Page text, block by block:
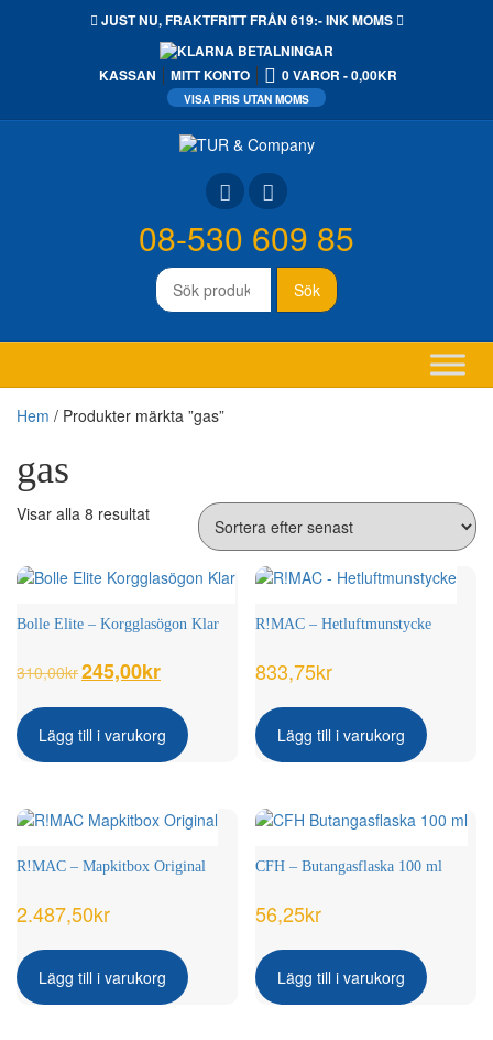
JUST NU,FRAKTFRITTFRÅN 619:- INK MOMS
KASSAN MITT KONTO 0 VAROR 0,00KR
Sök
efter:
Sök
08-530 609 85
Hem / Produkter märkta ”gas”
gas
Visar alla 8 resultatSortera
Bolle Elite – Korgglasögon Klar
310,00krDet
ursprungliga
priset
310,00kr.
245,00krDet
nuvarande
priset
245,00kr.
Lägg till i varukorg
R!MAC – Hetluftmunstycke
833,75kr
Lägg till i varukorg
R!MAC – Mapkitbox Original
2.487,50kr
Lägg till i varukorg
CFH – Butangasflaska 100 ml
56,25kr
Lägg till i varukorg